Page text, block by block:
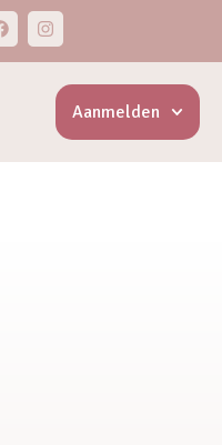
Aanmelden